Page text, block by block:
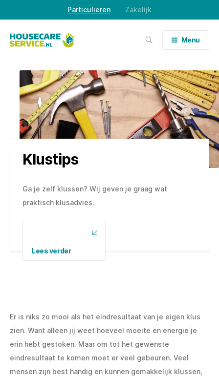
content
Particulieren Zakelijk
Menu
Klustips
Ga je zelf klussen? Wij geven je graag wat
praktisch klusadvies.
Lees verder
Er is niks zo mooi als het eindresultaat van je eigen klus
zien. Want alleen jij weet hoeveel moeite en energie je
erin hebt gestoken. Maar om tot het gewenste
eindresultaat te komen moet er veel gebeuren. Veel
mensen zijn best handig en kunnen gemakkelijk klussen,